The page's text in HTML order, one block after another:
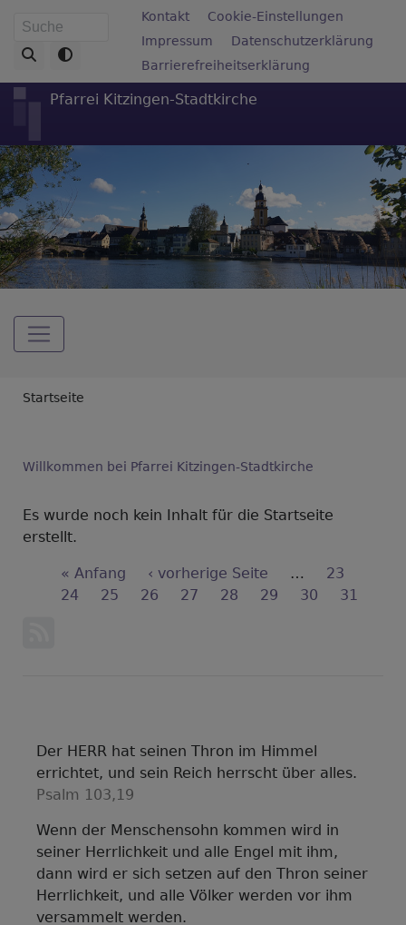
zum
Inhalt
Suche Fußbereichsmenü
Kontakt
Cookie-Einstellungen
Impressum
Datenschutzerklärung
Barrierefreiheitserklärung
Pfarrei Kitzingen-Stadtkirche
Hauptnavigation
Breadcrumb
Startseite
Willkommen bei Pfarrei Kitzingen-Stadtkirche
Es wurde noch kein Inhalt für die Startseite
erstellt.
Seitennummerierung
First
page
« Anfang
Vorherige
Seite
‹ vorherige Seite … Seite
23
Seite
24 Seite
25 Seite
26 Seite
27 Seite
28 Seite
29 Seite
30
Aktuelle
31
Der HERR hat seinen Thron im Himmel
errichtet, und sein Reich herrscht über alles.
Psalm 103,19
Wenn der Menschensohn kommen wird in
seiner Herrlichkeit und alle Engel mit ihm,
dann wird er sich setzen auf den Thron seiner
Herrlichkeit, und alle Völker werden vor ihm
versammelt werden.